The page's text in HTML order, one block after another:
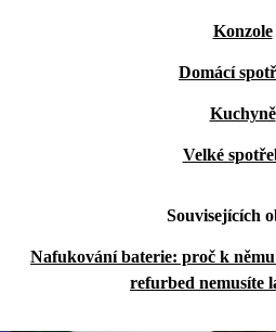
Konzole
Domácí
Kuchyně
Velké
Souvisejících
Nafukování baterie: proč k
refurbed nemusíte